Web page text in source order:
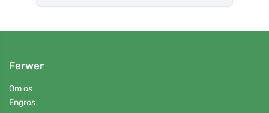
Ferwer
Om os
Engros